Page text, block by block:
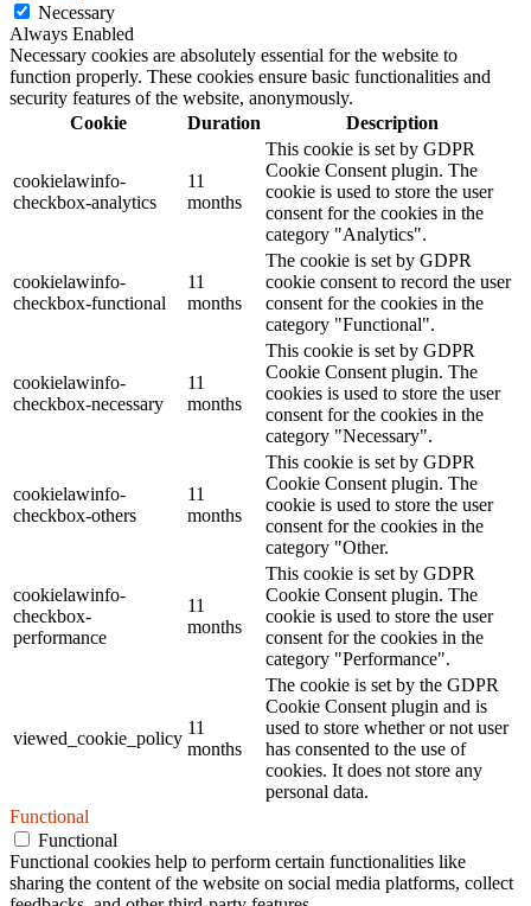
Necessary
Always Enabled
Necessary cookies are absolutely essential for the website to
function properly. These cookies ensure basic functionalities and
security features of the website, anonymously.
Cookie
Duration Description
cookielawinfo-
checkbox-analytics
11
months
This cookie is set by GDPR
Cookie Consent plugin. The
cookie is used to store the user
consent for the cookies in the
category "Analytics".
cookielawinfo-
checkbox-functional
11
months
The cookie is set by GDPR
cookie consent to record the user
consent for the cookies in the
category "Functional".
cookielawinfo-
checkbox-necessary
11
months
This cookie is set by GDPR
Cookie Consent plugin. The
cookies is used to store the user
consent for the cookies in the
category "Necessary".
cookielawinfo-
checkbox-others
11
months
This cookie is set by GDPR
Cookie Consent plugin. The
cookie is used to store the user
consent for the cookies in the
category "Other.
cookielawinfo-
checkbox-
performance
11
months
This cookie is set by GDPR
Cookie Consent plugin. The
cookie is used to store the user
consent for the cookies in the
category "Performance".
viewed_cookie_policy
11
months
The cookie is set by the GDPR
Cookie Consent plugin and is
used to store whether or not user
has consented to the use of
cookies. It does not store any
personal data.
Functional
Functional
Functional cookies help to perform certain functionalities like
sharing the content of the website on social media platforms, collect